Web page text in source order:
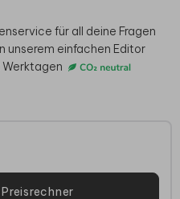
für all deine Fragen
unserem einfachen Editor